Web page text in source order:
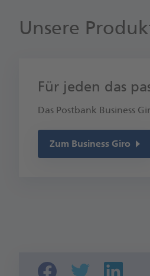
Unsere
Für jeden das
Das Postbank Business
Zum Business Giro